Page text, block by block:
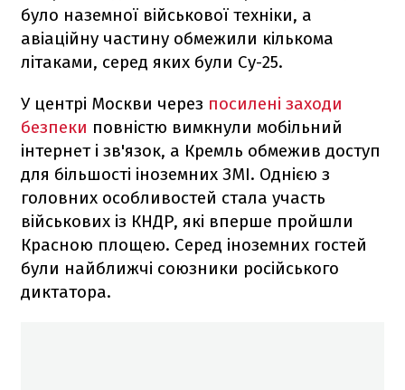
було наземної військової техніки, а
авіаційну частину обмежили кількома
літаками, серед яких були Су-25.
У центрі Москви через посилені заходи
безпеки повністю вимкнули мобільний
інтернет і зв'язок, а Кремль обмежив доступ
для більшості іноземних ЗМІ. Однією з
головних особливостей стала участь
військових із КНДР, які вперше пройшли
Красною площею. Серед іноземних гостей
були найближчі союзники російського
диктатора.